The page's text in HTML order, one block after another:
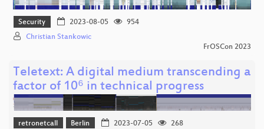
Security 2023-08-05
954
Christian Stankowic
FrOSCon 2023
Teletext: A digital medium transcending a
factor of 10⁶ in technical progress
retronetcall Berlin 2023-07-05
268